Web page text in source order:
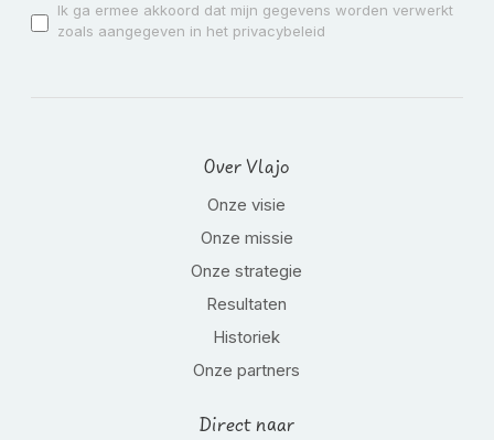
Ik ga ermee akkoord dat mijn gegevens worden verwerkt
zoals aangegeven in het privacybeleid
Over Vlajo
Onze visie
Onze missie
Onze strategie
Resultaten
Historiek
Onze partners
Direct naar